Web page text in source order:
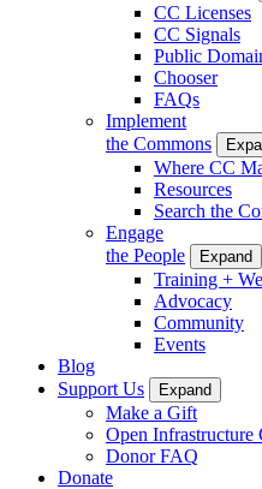
CC Licenses
CC Signals
Public
Chooser
FAQs
Implement
the Commons
Where CC
Resources
Search the
Engage
the People
Expand
Training +
Advocacy
Community
Events
Blog
Support Us
Expand
Make a Gift
Open Infrastructure
Donor FAQ
Donate